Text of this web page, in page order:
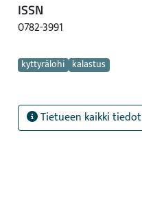
ISSN
0782-3991
Avainsanat
kyttyrälohi kalastus
Tietueen kaikki tiedot